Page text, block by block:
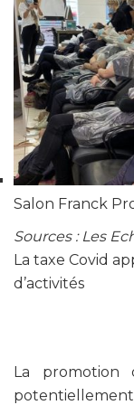
Salon Franck
Sources : Les
La taxe Covid
d’activités
La promotion